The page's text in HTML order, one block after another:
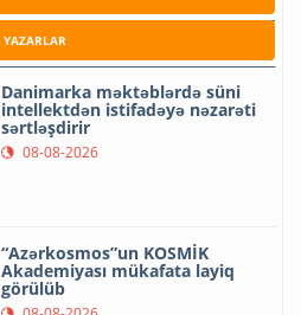
YAZARLAR
Danimarka məktəblərdə süni
intellektdən istifadəyə nəzarəti
sərtləşdirir
08-08-2026
“Azərkosmos”un KOSMİK
Akademiyası mükafata layiq
görülüb